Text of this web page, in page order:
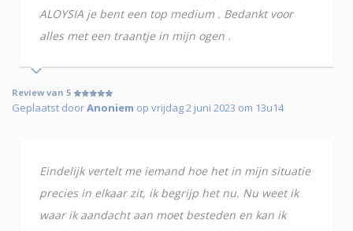
ALOYSIA je bent een top medium . Bedankt voor
alles met een traantje in mijn ogen .
Review van 5
Geplaatst doorAnoniem op vrijdag 2 juni 2023 om 13u14
Eindelijk vertelt me iemand hoe het in mijn situatie
precies in elkaar zit, ik begrijp het nu. Nu weet ik
waar ik aandacht aan moet besteden en kan ik